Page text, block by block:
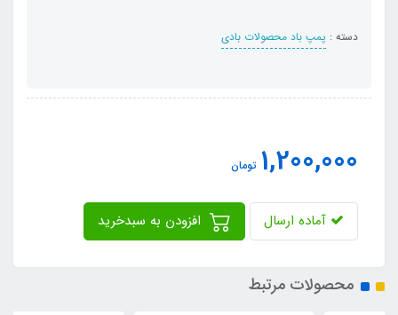
دسته : پمپ باد محصولات بادی
1,200,000 تومان
آماده ارسال
محصولات مرتبط